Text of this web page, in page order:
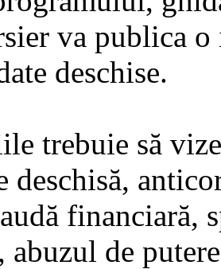
va publica
deschise.
trebuie să
deschisă,
financiară,
abuzul de